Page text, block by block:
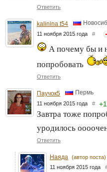
Ответить
kalinina t54
11 ноября 2015 года #
А почему бы и
попробовать
Ответить
Паучок5 Пермь
11 ноября 2015 года # +1
Завтра тоже
уродилось
Ответить
Наяда (автор поста)
11 ноября 2015 года